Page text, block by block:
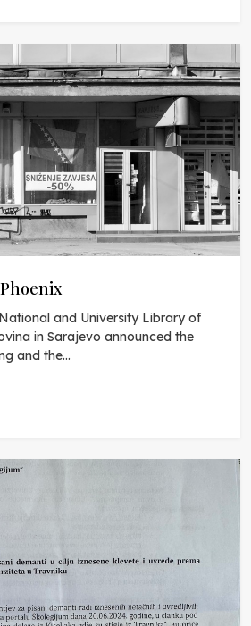
and University Library of
in Sarajevo announced the
and the...